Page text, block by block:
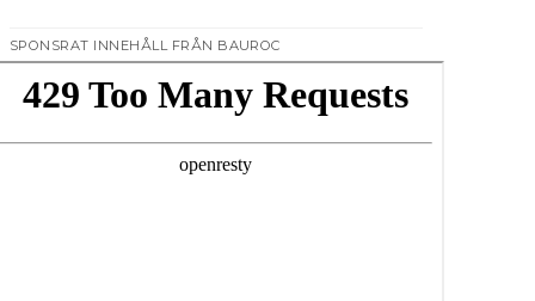
SPONSRAT INNEHÅLL FRÅN BAUROC